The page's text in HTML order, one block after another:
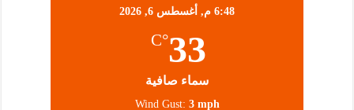
6:48 م, أغسطس 6, 2026
33
°C
سماء صافية
Wind Gust: 3 mph